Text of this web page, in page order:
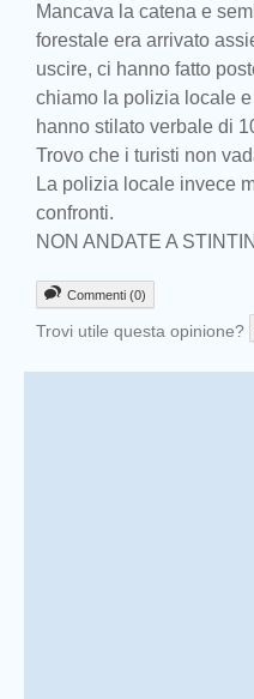
Mancava la catena e
forestale era arrivato
uscire, ci hanno fatto
chiamo la polizia locale
hanno stilato verbale di
Trovo che i turisti non
La polizia locale invece
confronti.
NON ANDATE A
Commenti (0)
Trovi utile questa opinione?